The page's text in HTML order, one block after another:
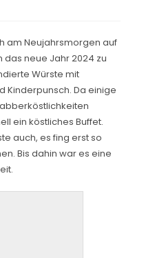
am Neujahrsmorgen auf
neue Jahr 2024 zu
Würste mit
Kinderpunsch. Da einige
ein köstliches Buffet.
auch, es fing erst so
Bis dahin war es eine